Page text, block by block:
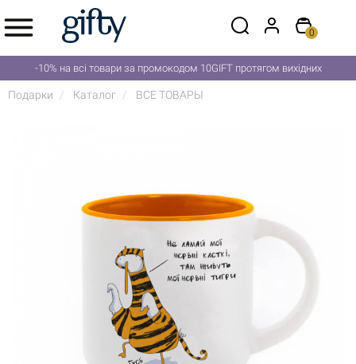
0
-10% на всі товари за промокодом 10GIFT протягом вихідних
Подарки Каталог ВСЕ ТОВАРЫ